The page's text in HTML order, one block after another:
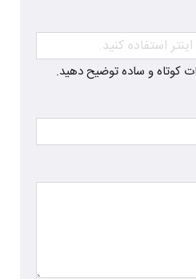
کوتاه و ساده توضیح دهید.